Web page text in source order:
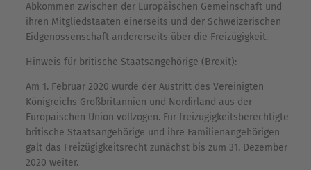
Abkommen zwischen der Europäischen Gemeinschaft und
ihren Mitgliedstaaten einerseits und der Schweizerischen
Eidgenossenschaft andererseits über die Freizügigkeit.
Hinweis für britische Staatsangehörige (Brexit):
Am 1. Februar 2020 wurde der Austritt des Vereinigten
Königreichs Großbritannien und Nordirland aus der
Europäischen Union vollzogen. Für freizügigkeitsberechtigte
britische Staatsangehörige und ihre Familienangehörigen
galt das Freizügigkeitsrecht zunächst bis zum 31. Dezember
2020 weiter.